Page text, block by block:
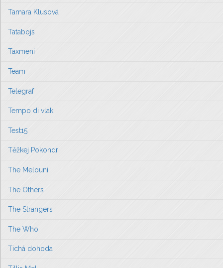
Tamara Klusová
Tatabojs
Taxmeni
Team
Telegraf
Tempo di vlak
Test15
Těžkej Pokondr
The Melouni
The Others
The Strangers
The Who
Tichá dohoda